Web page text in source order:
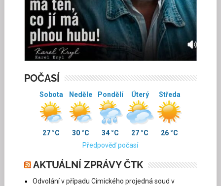
POČASÍ
Sobota
27 °C
Neděle
30 °C
Pondělí
34 °C
Úterý
27 °C
Středa
26 °C
Předpověď počasí
AKTUÁLNÍ ZPRÁVY ČTK
Odvolání v případu Cimického projedná soud v